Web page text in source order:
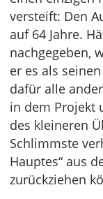
versteift: Den
auf 64 Jahre.
nachgegeben,
er es als
dafür alle
in dem Projekt
des kleineren
Schlimmste
Hauptes“ aus
zurückziehen